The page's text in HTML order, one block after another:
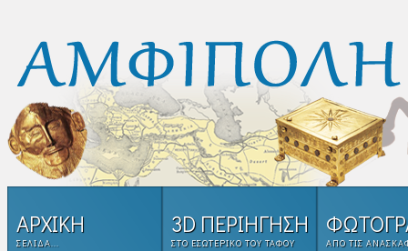
ΑΡΧΙΚΗ
ΣΕΛΊΔΑ...
3D ΠΕΡΙΗΓΗΣΗ
ΣΤΟ ΕΣΩΤΕΡΙΚΌ ΤΟΥ ΤΑΦΟΥ ΑΠΌ ΤΙΣ